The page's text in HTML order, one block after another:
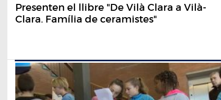
Presenten el llibre "De Vilà Clara a Vilà-
Clara. Família de ceramistes"